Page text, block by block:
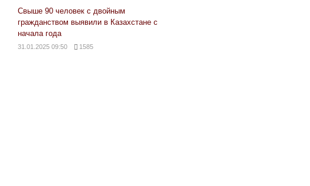
Свыше 90 человек с двойным
гражданством выявили в Казахстане с
начала года
31.01.2025 09:50 1585